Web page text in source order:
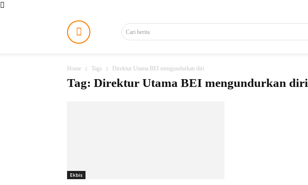
Cari berita
Home Tags Direktur Utama BEI mengundurkan diri
Tag: Direktur Utama BEI mengundurkan diri
Ekbis